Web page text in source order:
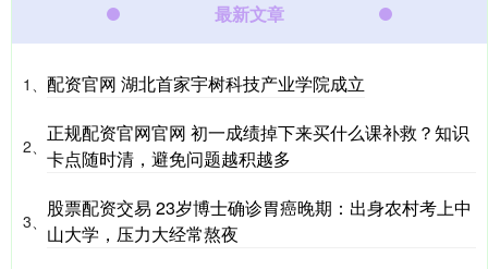
最新文章
1、 配资官网 湖北首家宇树科技产业学院成立
2、
正规配资官网官网 初一成绩掉下来买什么课补救？知识
卡点随时清，避免问题越积越多
3、
股票配资交易 23岁博士确诊胃癌晚期：出身农村考上中
山大学，压力大经常熬夜